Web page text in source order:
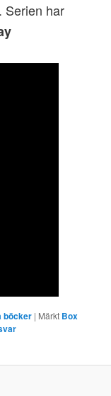
Serien har
böcker | Märkt Box